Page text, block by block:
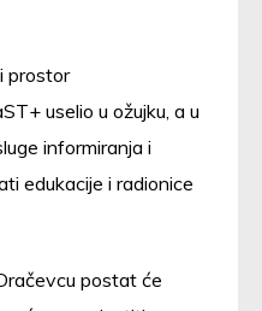
prostor
uselio u ožujku, a u
informiranja i
edukacije i radionice
postat će